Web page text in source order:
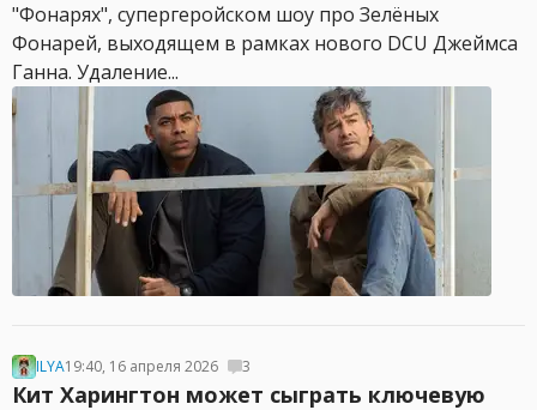
"Фонарях", супергеройском шоу про Зелёных
Фонарей, выходящем в рамках нового DCU Джеймса
Ганна. Удаление...
ILYA19:40, 16 апреля 2026 3
Кит Харингтон может сыграть ключевую